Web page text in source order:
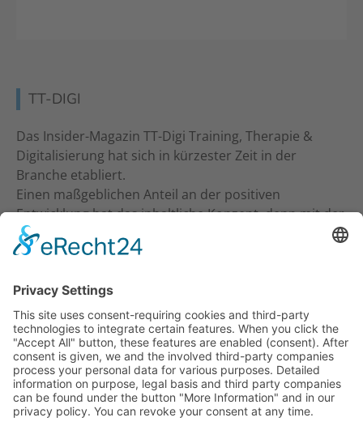
TT-DIGI
Das Insider-Magazin TT-Digi Training, Therapie &
Digitalisierung hat sich in kürzester Zeit in der
Branche etabliert.
Einen maßgeblichen Anteil an der positiven
Entwicklung hat das inhaltliche Konzept, denn mit der
inhaltlichen Ansprache an Studio-Inhaber, Trainer &
Therapeuten wurde ein neuer Standard gesetzt. Ein
KONTAKT
Verlag für Prävention & Gesundheit GmbH
Waldseestraße 27
77731 Willstätt
Telefon: 07852 / 93 55 196